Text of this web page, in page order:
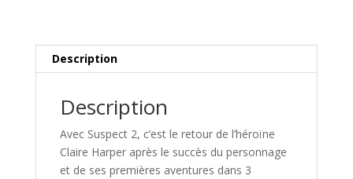
Description
Description
AvecSuspect 2, c’est le retour de l’héroïne
Claire Harper après le succès du personnage
et de ses premières aventures dans 3